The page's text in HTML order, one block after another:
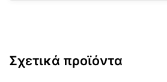
Σχετικά προϊόντα